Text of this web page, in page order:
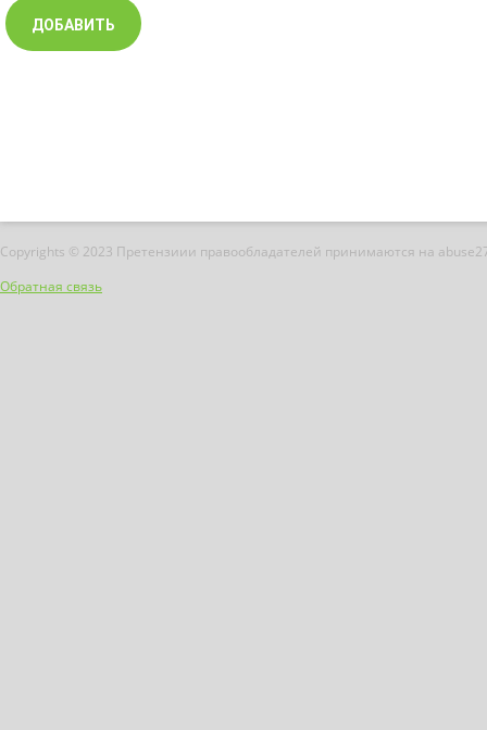
Copyrights © 2023 Претензиии правообладателей принимаются на
Обратная связь